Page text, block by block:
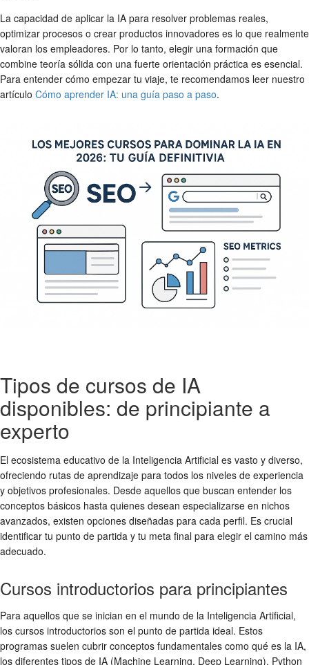
La capacidad de aplicar la IA para resolver problemas reales,
optimizar procesos o crear productos innovadores es lo que realmente
valoran los empleadores. Por lo tanto, elegir una formación que
combine teoría sólida con una fuerte orientación práctica es esencial.
Para entender cómo empezar tu viaje, te recomendamos leer nuestro
artículo Cómo aprender IA: una guía paso a paso.
Tipos de cursos de IA
disponibles: de principiante a
experto
El ecosistema educativo de la Inteligencia Artificial es vasto y diverso,
ofreciendo rutas de aprendizaje para todos los niveles de experiencia
y objetivos profesionales. Desde aquellos que buscan entender los
conceptos básicos hasta quienes desean especializarse en nichos
avanzados, existen opciones diseñadas para cada perfil. Es crucial
identificar tu punto de partida y tu meta final para elegir el camino más
adecuado.
Cursos introductorios para principiantes
Para aquellos que se inician en el mundo de la Inteligencia Artificial,
los cursos introductorios son el punto de partida ideal. Estos
programas suelen cubrir conceptos fundamentales como qué es la IA,
los diferentes tipos de IA (Machine Learning, Deep Learning), Python